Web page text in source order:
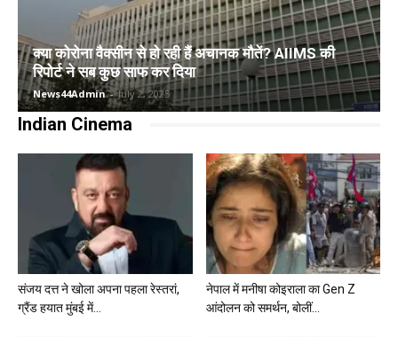
क्या कोरोना वैक्सीन से हो रही हैं अचानक मौतें? AIIMS की
रिपोर्ट ने सब कुछ साफ कर दिया
News44Admin - July 2, 2025
Indian Cinema
संजय दत्त ने खोला अपना पहला रेस्तरां,
ग्रैंड हयात मुंबई में...
नेपाल में मनीषा कोइराला का Gen Z
आंदोलन को समर्थन, बोलीं...